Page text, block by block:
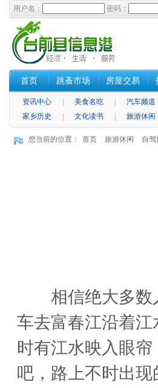
用户名： 密码：
首页 跳蚤市场 房屋交易
资讯中心 美食名吃 汽车频道
家乡历史
文化读书 旅游休闲
您当前的位置： 首页 旅游休闲 自驾
相信绝大多数人
车去富春江沿着
时有江水映入眼
吧，路上不时出